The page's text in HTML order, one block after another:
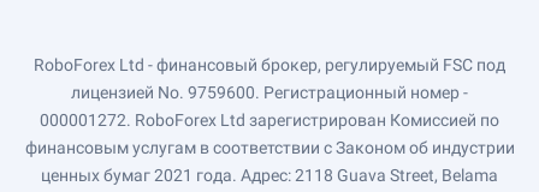
RoboForex Ltd - финансовый брокер, регулируемый FSC под
лицензией No. 9759600. Регистрационный номер -
000001272. RoboForex Ltd зарегистрирован Комиссией по
финансовым услугам в соответствии с Законом об индустрии
ценных бумаг 2021 года. Адрес: 2118 Guava Street, Belama